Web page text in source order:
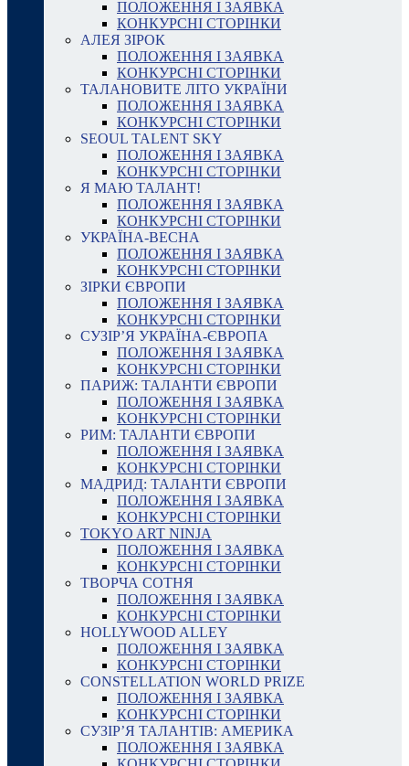
ПОЛОЖЕННЯ І ЗАЯВКА
КОНКУРСНІ СТОРІНКИ
АЛЕЯ ЗІРОК
ПОЛОЖЕННЯ І ЗАЯВКА
КОНКУРСНІ СТОРІНКИ
ТАЛАНОВИТЕ ЛІТО УКРАЇНИ
ПОЛОЖЕННЯ І ЗАЯВКА
КОНКУРСНІ СТОРІНКИ
SEOUL TALENT SKY
ПОЛОЖЕННЯ І ЗАЯВКА
КОНКУРСНІ СТОРІНКИ
Я МАЮ ТАЛАНТ!
ПОЛОЖЕННЯ І ЗАЯВКА
КОНКУРСНІ СТОРІНКИ
УКРАЇНА-ВЕСНА
ПОЛОЖЕННЯ І ЗАЯВКА
КОНКУРСНІ СТОРІНКИ
ЗІРКИ ЄВРОПИ
ПОЛОЖЕННЯ І ЗАЯВКА
КОНКУРСНІ СТОРІНКИ
СУЗІР’Я УКРАЇНА-ЄВРОПА
ПОЛОЖЕННЯ І ЗАЯВКА
КОНКУРСНІ СТОРІНКИ
ПАРИЖ: ТАЛАНТИ ЄВРОПИ
ПОЛОЖЕННЯ І ЗАЯВКА
КОНКУРСНІ СТОРІНКИ
РИМ: ТАЛАНТИ ЄВРОПИ
ПОЛОЖЕННЯ І ЗАЯВКА
КОНКУРСНІ СТОРІНКИ
МАДРИД: ТАЛАНТИ ЄВРОПИ
ПОЛОЖЕННЯ І ЗАЯВКА
КОНКУРСНІ СТОРІНКИ
TOKYO ART NINJA
ПОЛОЖЕННЯ І ЗАЯВКА
КОНКУРСНІ СТОРІНКИ
ТВОРЧА СОТНЯ
ПОЛОЖЕННЯ І ЗАЯВКА
КОНКУРСНІ СТОРІНКИ
HOLLYWOOD ALLEY
ПОЛОЖЕННЯ І ЗАЯВКА
КОНКУРСНІ СТОРІНКИ
CONSTELLATION WORLD PRIZE
ПОЛОЖЕННЯ І ЗАЯВКА
КОНКУРСНІ СТОРІНКИ
СУЗІР’Я ТАЛАНТІВ: АМЕРИКА
ПОЛОЖЕННЯ І ЗАЯВКА